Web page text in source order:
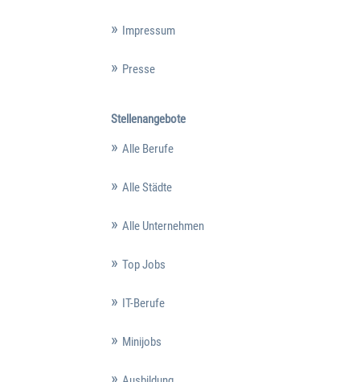
Impressum
Presse
Stellenangebote
Alle Berufe
Alle Städte
Alle Unternehmen
Top Jobs
IT-Berufe
Minijobs